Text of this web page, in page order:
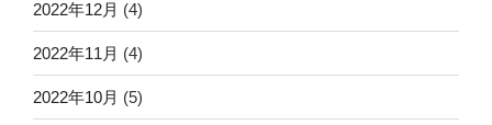
2022年12月 (4)
2022年11月 (4)
2022年10月 (5)